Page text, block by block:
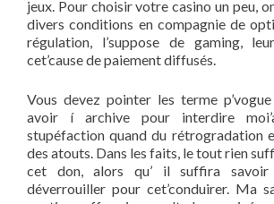
jeux. Pour choisir votre casino un peu,
divers conditions en compagnie de
régulation, l’suppose de gaming,
cet’cause de paiement diffusés.
Vous devez pointer les terme
avoir í archive pour interdire
stupéfaction quand du rétrogradation
des atouts. Dans les faits, le tout rien
cet don, alors qu’ il suffira savoir
déverrouiller pour cet’conduirer. Ma